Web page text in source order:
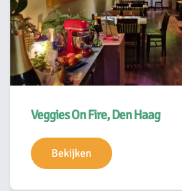
Veggies On Fire, Den Haag
Bekijken